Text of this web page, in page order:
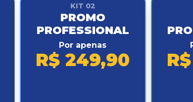
KIT 02
PROMO
PROFESSIONAL
Por apenas
R$ 249,90